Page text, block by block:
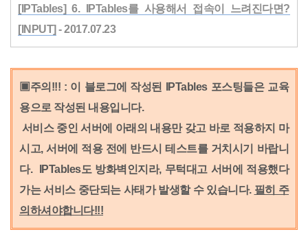
[IPTables] 6. IPTables를 사용해서 접속이 느려진다면?
[INPUT] - 2017.07.23
▣주의!!! : 이 블로그에 작성된 IPTables 포스팅들은 교육
용으로 작성된 내용입니다.
서비스 중인 서버에 아래의 내용만 갖고 바로 적용하지 마
시고, 서버에 적용 전에 반드시 테스트를 거치시기 바랍니
다.
IPTables도 방화벽인지라, 무턱대고 서버에 적용했다
가는 서비스 중단되는 사태가 발생할 수 있습니다. 필히 주
의하셔야합니다!!!